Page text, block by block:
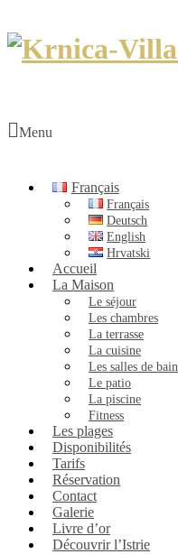
Menu
Français
Français
Deutsch
English
Hrvatski
Accueil
La Maison
Le séjour
Les chambres
La terrasse
La cuisine
Les salles de bain
Le patio
La piscine
Fitness
Les plages
Disponibilités
Tarifs
Réservation
Contact
Galerie
Livre d’or
Découvrir l’Istrie